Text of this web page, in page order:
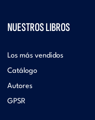
NUESTROS LIBROS
Los más vendidos
Catálogo
Autores
GPSR